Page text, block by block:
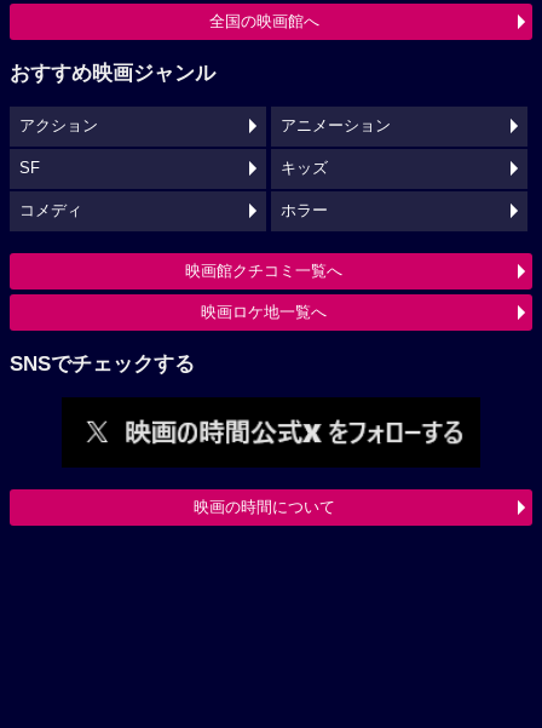
全国の映画館へ
おすすめ映画ジャンル
アクション アニメーション
SF キッズ
コメディ ホラー
映画館クチコミ一覧へ
映画ロケ地一覧へ
SNSでチェックする
映画の時間について